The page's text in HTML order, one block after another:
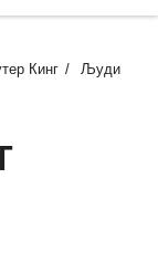
Кинг
Људи